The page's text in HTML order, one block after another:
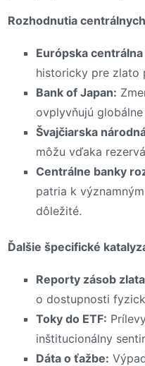
Rozhodnutia
Európska centrálna
historicky pre zlato
Bank of Japan:
ovplyvňujú
Švajčiarska
môžu vďaka
Centrálne banky
patria k
dôležité.
Ďalšie špecifické
Reporty zásob
o dostupnosti
Toky do ETF:
inštitucionálny
Dáta o ťažbe: